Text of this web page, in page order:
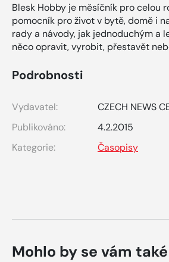
Blesk Hobby je měsíčník pro celou
pomocník pro život v bytě, domě i
rady a návody, jak jednoduchým a
něco opravit, vyrobit, přestavět
Podrobnosti
Vydavatel:
CZECH NEWS
Publikováno:
4.2.2015
Kategorie:
Časopisy
Mohlo by se vám